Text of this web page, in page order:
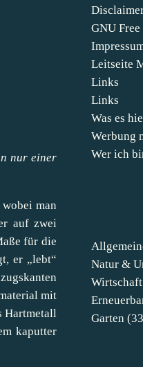
nur einer
man
auf zwei
für die
er „lebt“
mit
Hartmetall
kaputter
Natur &
Garten
GNU
Leitseite
Links
Links
Was es
Werbung
Wer ich